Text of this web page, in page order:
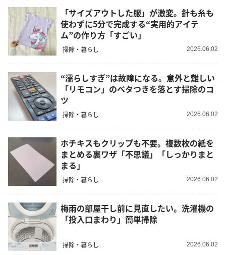
「サイズアウトした服」が激変。針も糸も
使わずに5分で完成する“実用的アイテ
ム”の作り方「すごい」
掃除・暮らし 2026.06.02
“濡らしすぎ”は故障になる。意外と難しい
「リモコン」のベタつきを落とす掃除のコ
ツ
掃除・暮らし 2026.06.02
ホチキスもクリップも不要。複数枚の紙を
まとめる裏ワザ「不思議」「しっかりまと
まる」
掃除・暮らし 2026.06.02
梅雨の部屋干し前に見直したい。洗濯機の
「投入口まわり」簡単掃除
掃除・暮らし 2026.06.02